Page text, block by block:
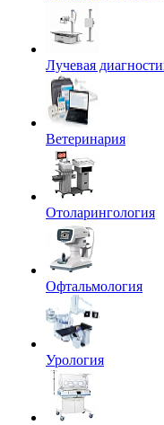
Лучевая
Ветеринария
Отоларингология
Офтальмология
Урология